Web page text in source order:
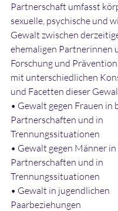
Partnerschaft umfasst
sexuelle, psychische und
Gewalt zwischen
ehemaligen Partnerinnen
Forschung und
mit unterschiedlichen
und Facetten dieser
• Gewalt gegen Frauen in
Partnerschaften und in
Trennungssituationen
• Gewalt gegen Männer
Partnerschaften und in
Trennungssituationen
• Gewalt in jugendlichen
Paarbeziehungen